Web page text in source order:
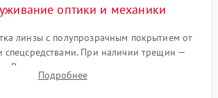
оптики и механики
линзы с полупрозрачным покрытием от
спецсредствами. При наличии трещин —
Восстановление или замена пружин и
в механизме ввода поправок для
Подробнее